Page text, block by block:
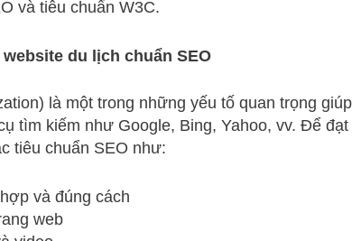
và tiêu chuẩn W3C.
du lịch chuẩn SEO
là một trong những yếu tố quan trọng
tìm kiếm như Google, Bing, Yahoo, vv. Để
tiêu chuẩn SEO như:
và đúng cách
web